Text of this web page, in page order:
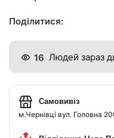
Поділитися:
16 Людей зараз
Самовивіз
м.Чернівці вул. Головна